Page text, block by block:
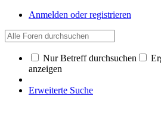
Anmelden oder registrieren
Nur Betreff durchsuchen
anzeigen
Erweiterte Suche